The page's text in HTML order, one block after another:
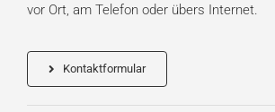
vor Ort, am Telefon oder übers Internet.
Kontaktformular